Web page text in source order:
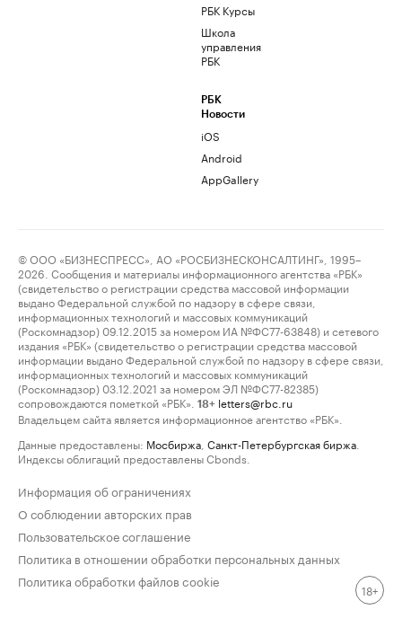
РБК Курсы
Школа
управления
РБК
РБК
Новости
iOS
Android
AppGallery
© ООО «БИЗНЕСПРЕСС», АО «РОСБИЗНЕСКОНСАЛТИНГ», 1995–
2026. Сообщения и материалы информационного агентства «РБК»
(свидетельство о регистрации средства массовой информации
выдано Федеральной службой по надзору в сфере связи,
информационных технологий и массовых коммуникаций
(Роскомнадзор) 09.12.2015 за номером ИА №ФС77-63848) и сетевого
издания «РБК» (свидетельство о регистрации средства массовой
информации выдано Федеральной службой по надзору в сфере связи,
информационных технологий и массовых коммуникаций
(Роскомнадзор) 03.12.2021 за номером ЭЛ №ФС77-82385)
сопровождаются пометкой «РБК».
18+ letters@rbc.ru
Владельцем сайта является информационное агентство «РБК».
Данные предоставлены: Мосбиржа Санкт-Петербургская биржа
Индексы облигаций предоставлены Cbonds.
Информация об ограничениях
О соблюдении авторских прав
Пользовательское соглашение
Политика в отношении обработки персональных данных
Политика обработки файлов cookie
18+